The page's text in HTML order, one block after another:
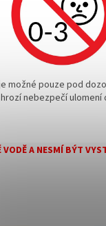
možné pouze pod
nebezpečí
A NESMÍ BÝT